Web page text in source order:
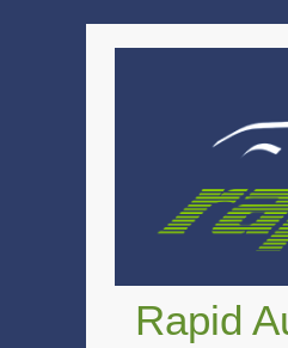
Rapid